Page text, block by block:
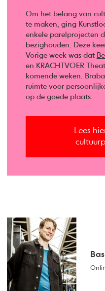
Om het belang van
te maken, ging
enkele parelprojecten
bezighouden. Deze
Vorige week was dat
en KRACHTVOER
komende weken.
ruimte voor
op de goede plaats.
Lees